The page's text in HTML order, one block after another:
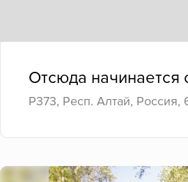
Отсюда начинается
Р373, Респ. Алтай, Россия,